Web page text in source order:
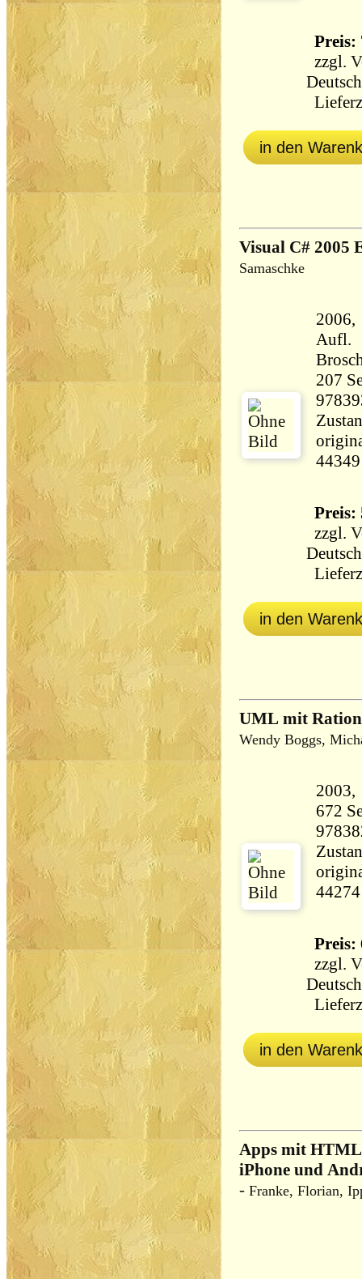
Preis:
zzgl.
in den
Visual
Samaschke
2006,
Aufl.
207 Seiten
44349
Preis:
zzgl.
in den
UML mit
Wendy Boggs,
672 Seiten
44274
Preis:
zzgl.
in den
Apps mit
iPhone und
- Franke, Florian,